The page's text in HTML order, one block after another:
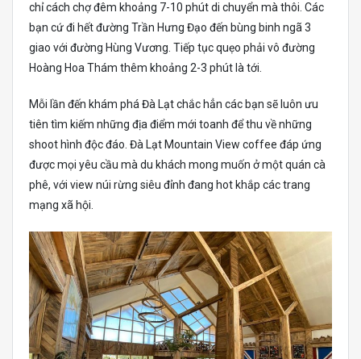
chỉ cách chợ đêm khoảng 7-10 phút di chuyển mà thôi. Các
bạn cứ đi hết đường Trần Hưng Đạo đến bùng binh ngã 3
giao với đường Hùng Vương. Tiếp tục quẹo phải vô đường
Hoàng Hoa Thám thêm khoảng 2-3 phút là tới.
Mỗi lần đến khám phá Đà Lạt chắc hẳn các bạn sẽ luôn ưu
tiên tìm kiếm những địa điểm mới toanh để thu về những
shoot hình độc đáo. Đà Lạt Mountain View coffee đáp ứng
được mọi yêu cầu mà du khách mong muốn ở một quán cà
phê, với view núi rừng siêu đỉnh đang hot khắp các trang
mạng xã hội.